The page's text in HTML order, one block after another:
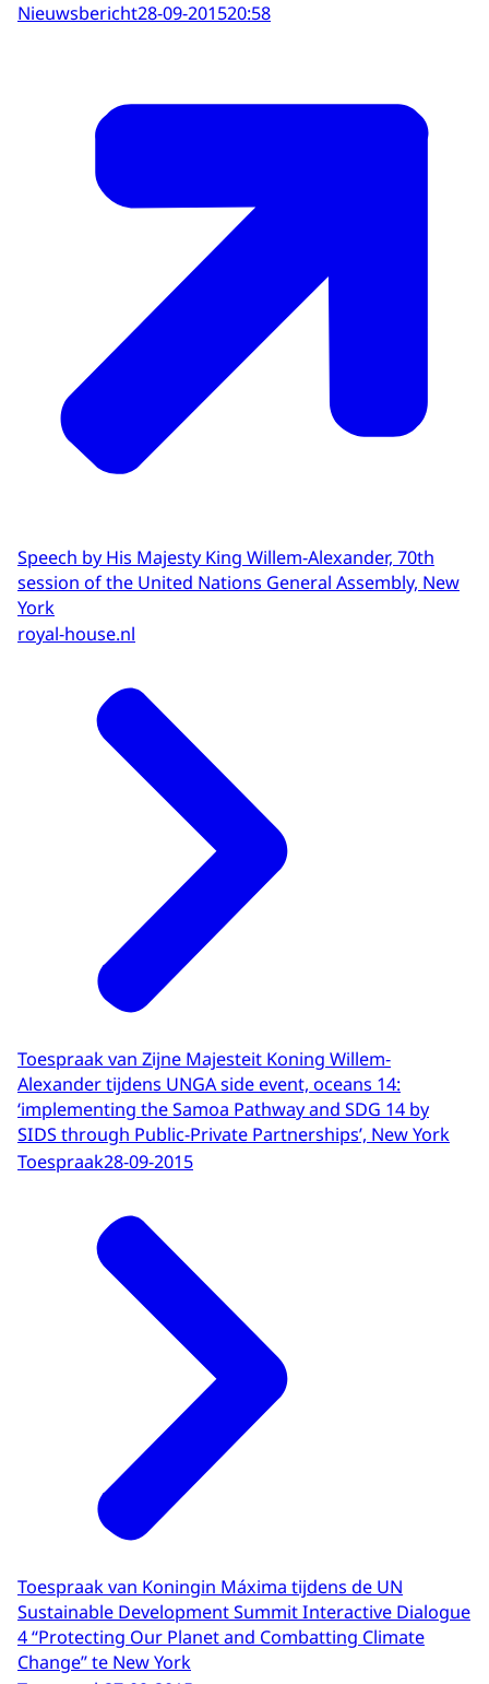
Nieuwsbericht28-09-201520:58
Speech by His Majesty King Willem-Alexander, 70th
session of the United Nations General Assembly, New
York
royal-house.nl
Toespraak van Zijne Majesteit Koning Willem-
Alexander tijdens UNGA side event, oceans 14:
‘implementing the Samoa Pathway and SDG 14 by
SIDS through Public-Private Partnerships’, New York
Toespraak28-09-2015
Toespraak van Koningin Máxima tijdens de UN
Sustainable Development Summit Interactive Dialogue
4 “Protecting Our Planet and Combatting Climate
Change” te New York